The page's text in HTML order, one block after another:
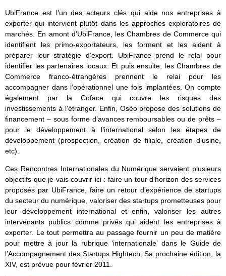
UbiFrance est l’un des acteurs clés qui aide nos entreprises à
exporter qui intervient plutôt dans les approches exploratoires de
marchés. En amont d’UbiFrance, les Chambres de Commerce qui
identifient les primo-exportateurs, les forment et les aident à
préparer leur stratégie d’export. UbiFrance prend le relai pour
identifier les partenaires locaux. Et puis ensuite, les Chambres de
Commerce franco-étrangères prennent le relai pour les
accompagner dans l’opérationnel une fois implantées. On compte
également par la Coface qui couvre les risques des
investissements à l’étranger. Enfin, Oséo propose des solutions de
financement – sous forme d’avances remboursables ou de prêts –
pour le développement à l’international selon les étapes de
développement (prospection, création de filiale, création d’usine,
etc).
Ces Rencontres Internationales du Numérique servaient plusieurs
objectifs que je vais couvrir ici : faire un tour d’horizon des services
proposés par UbiFrance, faire un retour d’expérience de startups
du secteur du numérique, valoriser des startups prometteuses pour
leur développement international et enfin, valoriser les autres
intervenants publics comme privés qui aident les entreprises à
exporter. Le tout permettra au passage fournir un peu de matière
pour mettre à jour la rubrique ‘internationale’ dans le Guide de
l’Accompagnement des Startups Hightech. Sa prochaine édition, la
XIV, est prévue pour février 2011.